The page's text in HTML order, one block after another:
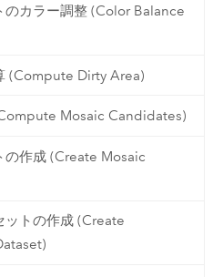
のカラー調整 (Color Balance
(Compute Dirty Area)
Mosaic Candidates)
の作成 (Create Mosaic
ットの作成 (Create